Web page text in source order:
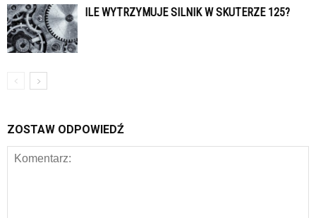
ILE WYTRZYMUJE SILNIK W SKUTERZE 125?
ZOSTAW ODPOWIEDŹ